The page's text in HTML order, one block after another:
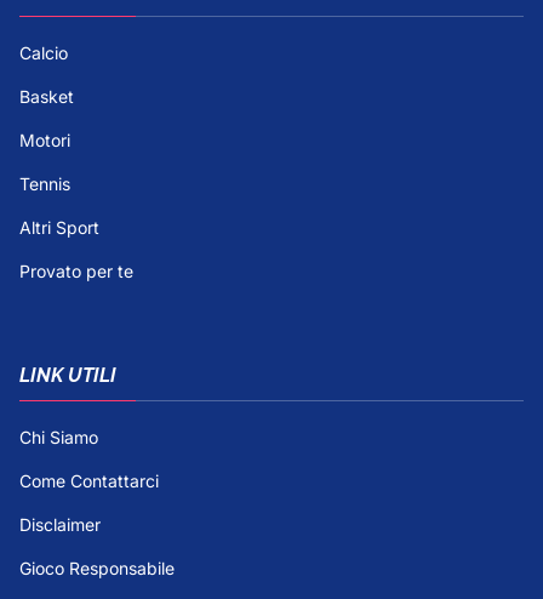
Calcio
Basket
Motori
Tennis
Altri Sport
Provato per te
LINK UTILI
Chi Siamo
Come Contattarci
Disclaimer
Gioco Responsabile